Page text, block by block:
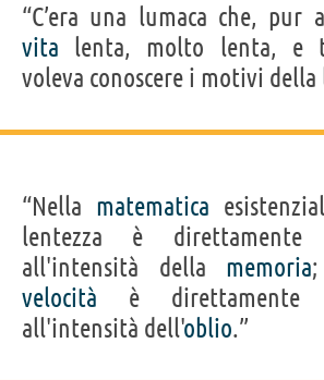
“C’era una lumaca che, pur
vita lenta, molto lenta, e
voleva conoscere i motivi della
“Nella matematica
lentezza è direttamente
all'intensità della memoria
velocità è direttamente
all'intensità dell'oblio.”